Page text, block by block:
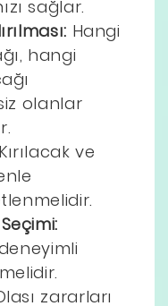
sağlar.
Hangi
hangi
olanlar
Kırılacak ve
zararları